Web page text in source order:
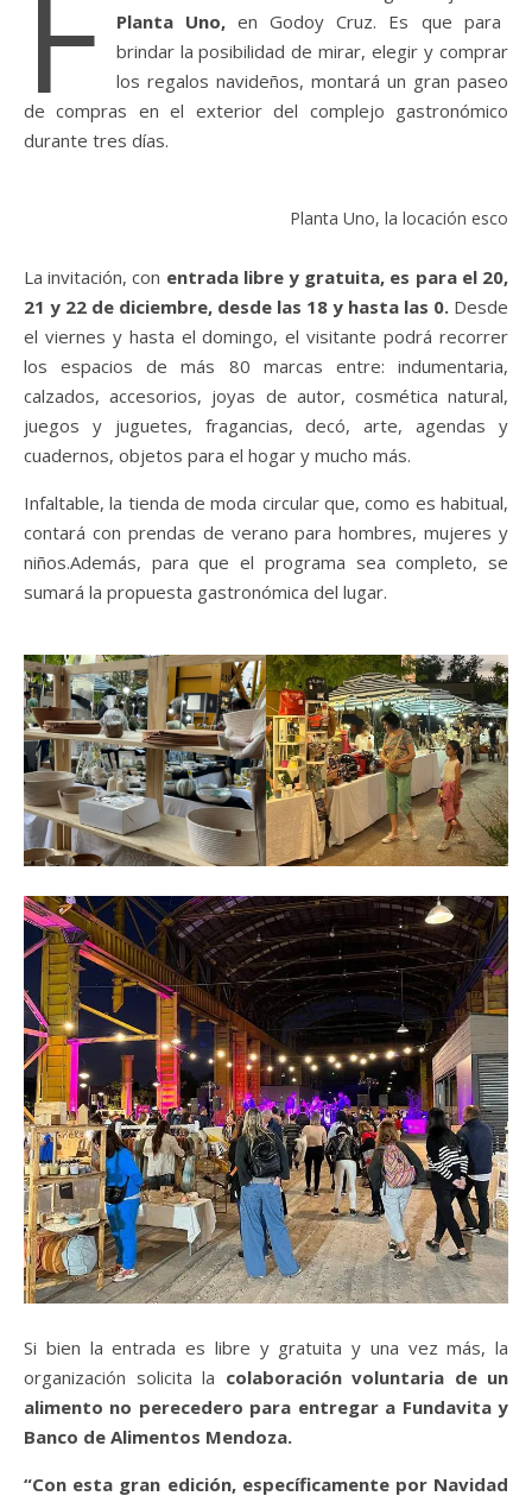
Planta Uno,en Godoy Cruz. Es que para
brindar la posibilidad de mirar, elegir y comprar
los regalos navideños, montará un gran paseo
de compras en el exterior del complejo gastronómico
durante tres días.
Planta Uno, la locación
La invitación, con entrada libre y gratuita, es para el 20,
21 y 22 de diciembre, desde las 18 y hasta las 0. Desde
el viernes y hasta el domingo, el visitante podrá recorrer
los espacios de más 80 marcas entre: indumentaria,
calzados, accesorios, joyas de autor, cosmética natural,
juegos y juguetes, fragancias, decó, arte, agendas y
cuadernos, objetos para el hogar y mucho más.
Infaltable, la tienda de moda circular que, como es habitual,
contará con prendas de verano para hombres, mujeres y
niños.Además, para que el programa sea completo, se
sumará la propuesta gastronómica del lugar.
Si bien la entrada es libre y gratuita y una vez más, la
organización solicita la colaboración voluntaria de un
alimento no perecedero para entregar a Fundavita y
Banco de Alimentos Mendoza.
“Con esta gran edición, específicamente por Navidad